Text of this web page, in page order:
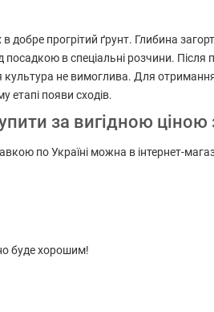
прогрітий ґрунт. Глибина
в спеціальні розчини. Після
культура не вимоглива. Для
етапі появи сходів.
за вигідною ціною
по Україні можна в інтернет-
буде хорошим!